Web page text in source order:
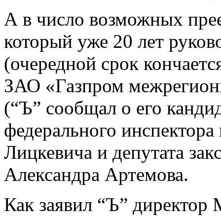
А в число возможных
который уже 20 лет
(очередной срок
ЗАО «Газпром
(“Ъ” сообщал о его
федерального
Лицкевича и депутата
Александра Артемова.
Как заявил “Ъ” директор